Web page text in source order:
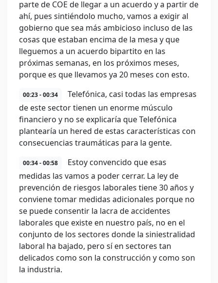
parte de COE de llegar a un acuerdo y a partir de
ahí, pues sintiéndolo mucho, vamos a exigir al
gobierno que sea más ambicioso incluso de las
cosas que estaban encima de la mesa y que
lleguemos a un acuerdo bipartito en las
próximas semanas, en los próximos meses,
porque es que llevamos ya 20 meses con esto.
00:23 - 00:34
Telefónica, casi todas las empresas
de este sector tienen un enorme músculo
financiero y no se explicaría que Telefónica
plantearía un hered de estas características con
consecuencias traumáticas para la gente.
00:34 - 00:58
Estoy convencido que esas
medidas las vamos a poder cerrar. La ley de
prevención de riesgos laborales tiene 30 años y
conviene tomar medidas adicionales porque no
se puede consentir la lacra de accidentes
laborales que existe en nuestro país, no en el
conjunto de los sectores donde la siniestralidad
laboral ha bajado, pero sí en sectores tan
delicados como son la construcción y como son
la industria.